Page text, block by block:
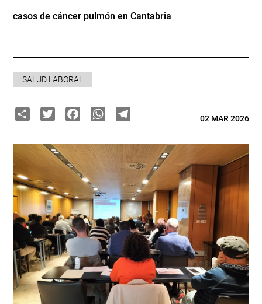
casos de cáncer pulmón en Cantabria
SALUD LABORAL
ShareTwitterFacebook
WhatsApp
Telegram02 MAR 2026